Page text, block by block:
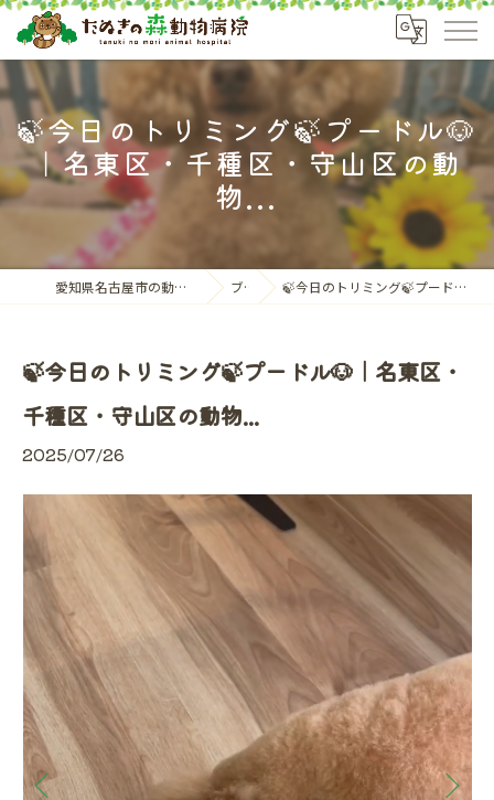
🍃今日のトリミング🍃プードル🐶
｜名東区・千種区・守山区の動
物...
愛知県名古屋市の動物病院ならたぬきの森動物病院 ブログ 🍃今日のトリミング🍃プードル🐶｜名東区・千種区・守山区の動物...
🍃今日のトリミング🍃プードル🐶｜名東区・
千種区・守山区の動物...
2025/07/26